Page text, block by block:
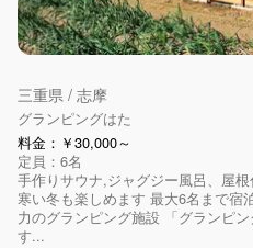
三重県 / 志摩
グランピングはた
料金：￥30,000～
定員：6名
手作りサウナ,ジャグジー風呂、屋
寒い冬も楽しめます 最大6名まで宿
力のグランピング施設 「グランピ
す...